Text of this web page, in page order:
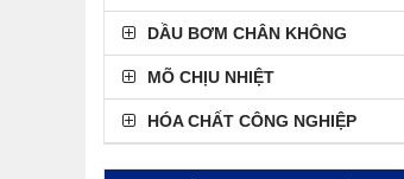
DẦU BƠM CHÂN KHÔNG
MÕ CHỊU NHIỆT
HÓA CHẤT CÔNG NGHIỆP